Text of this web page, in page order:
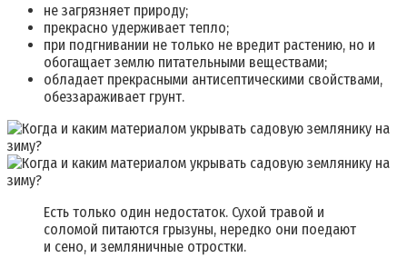
не загрязняет природу;
прекрасно удерживает тепло;
при подгнивании не только не вредит растению, но и
обогащает землю питательными веществами;
обладает прекрасными антисептическими свойствами,
обеззараживает грунт.
Есть только один недостаток. Сухой травой и
соломой питаются грызуны, нередко они поедают
и сено, и земляничные отростки.